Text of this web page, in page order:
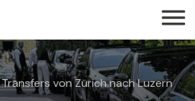
Transfers von Zürich nach Luzern